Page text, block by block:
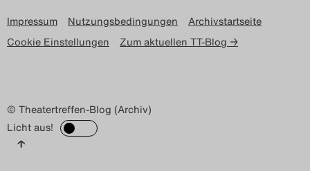
Impressum Nutzungsbedingungen
Archivstartseite
Cookie Einstellungen
Zum aktuellen TT-Blog →
© Theatertreffen-Blog (Archiv)
Licht aus!
↑